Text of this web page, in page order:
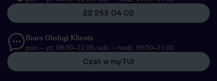
22 255 04 02
Biuro Obsługi Klienta
pon. – pt. 08:00–22:00, sob. – niedz. 09:00–21:00
Czat w myTUI